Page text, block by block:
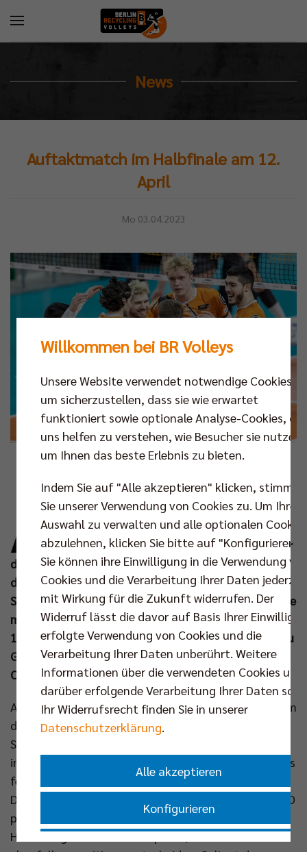
News
Auftaktmatch im Halbfinale am 12.
April
Mo 03.04.2023
A
b sofort können Mannschaft und Fans der
BR Volleys dem Playoff-Halbfinale 2023
entgegenfiebern. Wenngleich der Gegner für
die “best of five“-Serie noch nicht feststeht, steigt
die Vorfreude auf die nächsten Auftritte in der Max-
Schmeling-Halle, von denen es in der Vorschlussrunde
mindestens zwei geben wird. Wer am 12. Apr um
19.45 Uhr zum Auftaktmatch im Volleyballtempel zu
Gast sein wird, entscheidet sich erst am
Osterwochenende.
Ab der nächsten Woche kämpfen noch vier Teams um
den Meistertitel. Mit der SVG Lüneburg (2:0 in der
Serie gegen die Netzhoppers) und den BR Volleys (2:0
in der Serie gegen Haching) stehen zwei davon bereits
fest, zwei weitere werden noch gesucht. Am
Dienstagabend (04. Apr um 20.00 Uhr) haben die SWD
powervolleys Düren auswärts bei den WWK Volleys
Herrsching ein "Matchballspiel"“, um dieses Duell
Willkommen bei BR Volleys
Unsere Website verwendet notwendige Cookies,
um sicherzustellen, dass sie wie erwartet
funktioniert sowie optionale Analyse-Cookies, die
uns helfen zu verstehen, wie Besucher sie nutzen,
um Ihnen das beste Erlebnis zu bieten.
Indem Sie auf "Alle akzeptieren" klicken, stimmen
Sie unserer Verwendung von Cookies zu. Um Ihre
Auswahl zu verwalten und alle optionalen Cookies
abzulehnen, klicken Sie bitte auf "Konfigurieren".
Sie können ihre Einwilligung in die Verwendung
Cookies und die Verarbeitung Ihrer Daten
mit Wirkung für die Zukunft widerrufen. Der
Widerruf lässt die davor auf Basis Ihrer
erfolgte Verwendung von Cookies und die
Verarbeitung Ihrer Daten unberührt. Weitere
Informationen über die verwendeten Cookies und
darüber erfolgende Verarbeitung Ihrer Daten
Ihr Widerrufsrecht finden Sie in unserer
Datenschutzerklärung.
Alle akzeptieren
Konfigurieren
Nur essenzielle Cookies akzeptieren